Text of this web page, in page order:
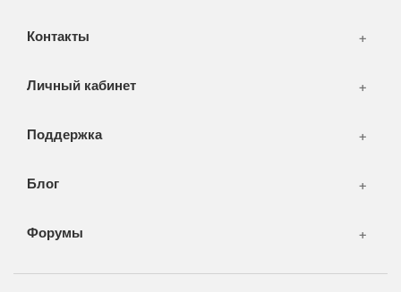
Контакты
Личный кабинет
Поддержка
Блог
Форумы